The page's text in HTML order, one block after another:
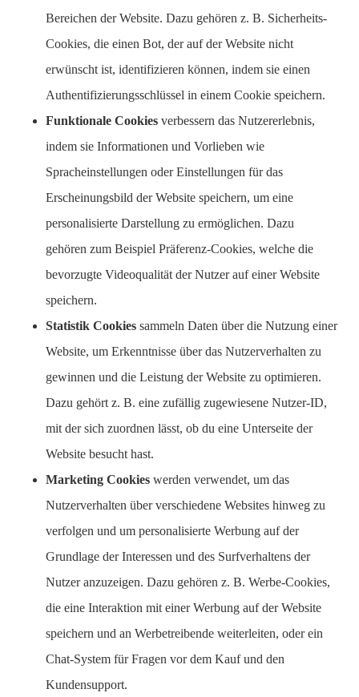
Bereichen der Website. Dazu gehören z. B. Sicherheits-
Cookies, die einen Bot, der auf der Website nicht
erwünscht ist, identifizieren können, indem sie einen
Authentifizierungsschlüssel in einem Cookie speichern.
Funktionale Cookiesverbessern das Nutzererlebnis,
indem sie Informationen und Vorlieben wie
Spracheinstellungen oder Einstellungen für das
Erscheinungsbild der Website speichern, um eine
personalisierte Darstellung zu ermöglichen. Dazu
gehören zum Beispiel Präferenz-Cookies, welche die
bevorzugte Videoqualität der Nutzer auf einer Website
speichern.
Statistik Cookiessammeln Daten über die Nutzung einer
Website, um Erkenntnisse über das Nutzerverhalten zu
gewinnen und die Leistung der Website zu optimieren.
Dazu gehört z. B. eine zufällig zugewiesene Nutzer-ID,
mit der sich zuordnen lässt, ob du eine Unterseite der
Website besucht hast.
Marketing Cookieswerden verwendet, um das
Nutzerverhalten über verschiedene Websites hinweg zu
verfolgen und um personalisierte Werbung auf der
Grundlage der Interessen und des Surfverhaltens der
Nutzer anzuzeigen. Dazu gehören z. B. Werbe-Cookies,
die eine Interaktion mit einer Werbung auf der Website
speichern und an Werbetreibende weiterleiten, oder ein
Chat-System für Fragen vor dem Kauf und den
Kundensupport.